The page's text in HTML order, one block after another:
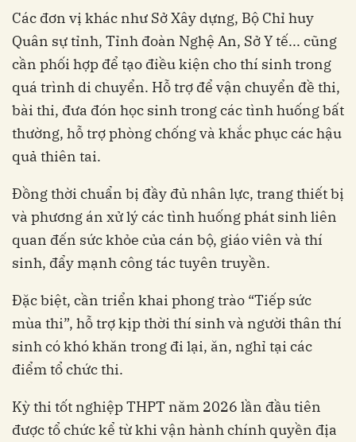
Các đơn vị khác như Sở Xây dựng, Bộ Chỉ huy
Quân sự tỉnh, Tỉnh đoàn Nghệ An, Sở Y tế... cũng
cần phối hợp để tạo điều kiện cho thí sinh trong
quá trình di chuyển. Hỗ trợ để vận chuyển đề thi,
bài thi, đưa đón học sinh trong các tình huống bất
thường, hỗ trợ phòng chống và khắc phục các hậu
quả thiên tai.
Đồng thời chuẩn bị đầy đủ nhân lực, trang thiết bị
và phương án xử lý các tình huống phát sinh liên
quan đến sức khỏe của cán bộ, giáo viên và thí
sinh, đẩy mạnh công tác tuyên truyền.
Đặc biệt, cần triển khai phong trào “Tiếp sức
mùa thi”, hỗ trợ kịp thời thí sinh và người thân thí
sinh có khó khăn trong đi lại, ăn, nghỉ tại các
điểm tổ chức thi.
Kỳ thi tốt nghiệp THPT năm 2026 lần đầu tiên
được tổ chức kể từ khi vận hành chính quyền địa